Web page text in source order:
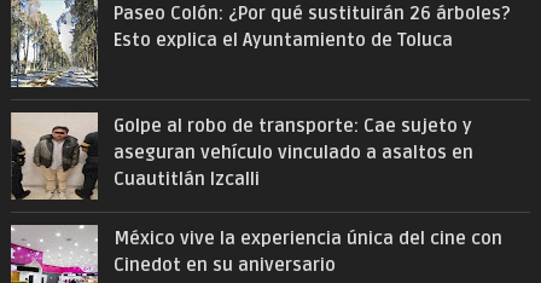
Paseo Colón: ¿Por qué sustituirán 26 árboles?
Esto explica el Ayuntamiento de Toluca
Golpe al robo de transporte: Cae sujeto y
aseguran vehículo vinculado a asaltos en
Cuautitlán Izcalli
México vive la experiencia única del cine con
Cinedot en su aniversario